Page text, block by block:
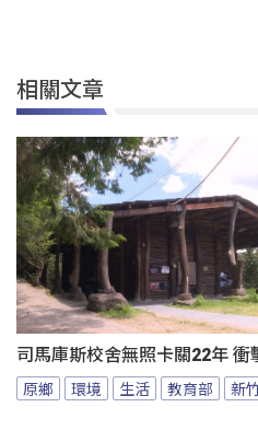
相關文章
司馬庫斯校舍無照卡關22年 衝
原鄉 環境 生活 教育部 新